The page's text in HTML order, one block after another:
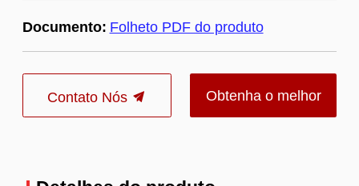
Documento: Folheto PDF do produto
Contato Nós Obtenha o melhor